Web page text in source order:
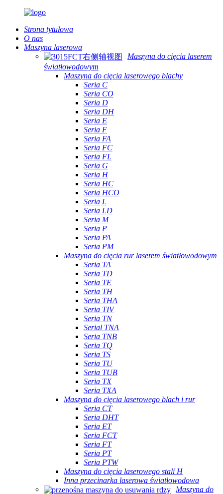
Strona tytułowa
O nas
Maszyna laserowa
Maszyna do cięcia laserem
światłowodowym
Maszyna do cięcia laserowego blachy
Seria C
Seria CO
Seria D
Seria DH
Seria E
Seria F
Seria FA
Seria FC
Seria FL
Seria G
Seria H
Seria HC
Seria HCO
Seria L
Seria LD
Seria M
Seria P
Seria PA
Seria PM
Maszyna do cięcia rur laserem światłowodowym
Seria TA
Seria TD
Seria TE
Seria TH
Seria THA
Seria TIV
Seria TN
Serial TNA
Seria TNB
Seria TQ
Seria TS
Seria TU
Seria TUB
Seria TX
Seria TXA
Maszyna do cięcia laserowego blach i rur
Seria CT
Seria DHT
Seria ET
Seria FCT
Seria FT
Seria PT
Seria PTW
Maszyna do cięcia laserowego stali H
Inna przecinarka laserowa światłowodowa
Maszyna do